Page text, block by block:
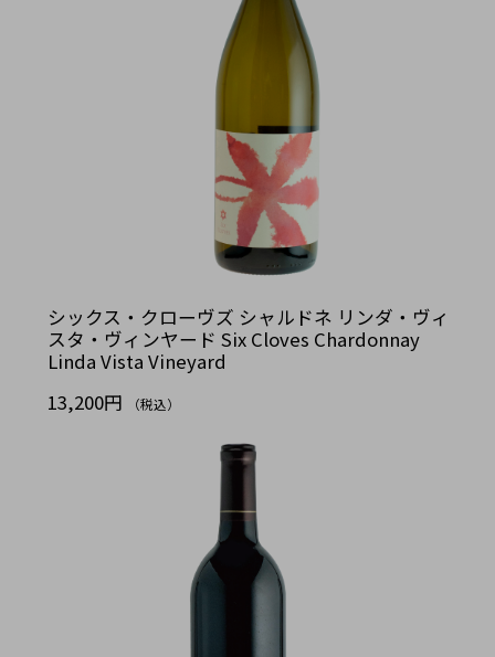
シックス・クローヴズ シャルドネ リンダ・ヴィ
スタ・ヴィンヤード Six Cloves Chardonnay
Linda Vista Vineyard
13,200円
（税込）